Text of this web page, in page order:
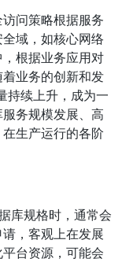
问策略根据服务
域，如核心网络
根据业务应用对
业务的创新和发
持续上升，成为一
务规模发展、高
生产运行的各阶
库规格时，通常会
，客观上在发展
台资源，可能会